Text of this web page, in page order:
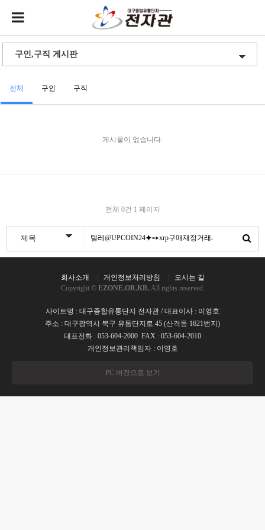
전체 구인 구직
게시물이 없습니다.
전체 0건 1 페이지
회사소개 개인정보처리방침
오시는 길
Copyright © EZONE.OR.KR. All rights reserved.
사이트명 : 대구종합유통단지 전자관 / 대표이사 : 이영호
주소 : 대구광역시 북구 유통단지로 45 (산격동 1621번지)
대표전화 : 053-604-2000 FAX : 053-604-2010
개인정보관리책임자 : 이영호
PC 버전으로 보기